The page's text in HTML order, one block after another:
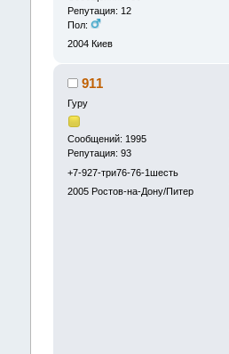
Репутация: 12
Пол:
2004 Киев
911
Гуру
Сообщений: 1995
Репутация: 93
+7-927-три76-76-1шесть
2005 Ростов-на-Дону/Питер